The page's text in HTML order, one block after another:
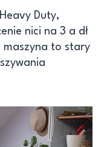
Duty,
nici na 3 a dł
maszyna to stary